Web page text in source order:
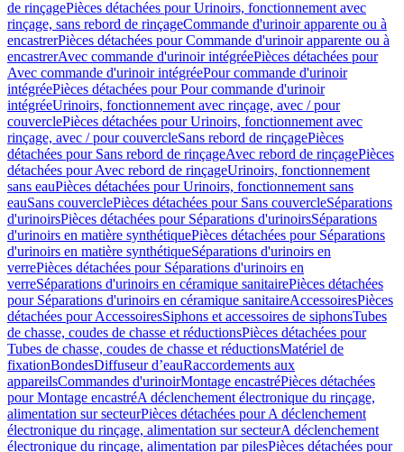
de rinçagePièces détachées pour Urinoirs, fonctionnement avec
rinçage, sans rebord de rinçageCommande d'urinoir apparente ou à
encastrerPièces détachées pour Commande d'urinoir apparente ou à
encastrerAvec commande d'urinoir intégréePièces détachées pour
Avec commande d'urinoir intégréePour commande d'urinoir
intégréePièces détachées pour Pour commande d'urinoir
intégréeUrinoirs, fonctionnement avec rinçage, avec / pour
couverclePièces détachées pour Urinoirs, fonctionnement avec
rinçage, avec / pour couvercleSans rebord de rinçagePièces
détachées pour Sans rebord de rinçageAvec rebord de rinçagePièces
détachées pour Avec rebord de rinçageUrinoirs, fonctionnement
sans eauPièces détachées pour Urinoirs, fonctionnement sans
eauSans couverclePièces détachées pour Sans couvercleSéparations
d'urinoirsPièces détachées pour Séparations d'urinoirsSéparations
d'urinoirs en matière synthétiquePièces détachées pour Séparations
d'urinoirs en matière synthétiqueSéparations d'urinoirs en
verrePièces détachées pour Séparations d'urinoirs en
verreSéparations d'urinoirs en céramique sanitairePièces détachées
pour Séparations d'urinoirs en céramique sanitaireAccessoiresPièces
détachées pour AccessoiresSiphons et accessoires de siphonsTubes
de chasse, coudes de chasse et réductionsPièces détachées pour
Tubes de chasse, coudes de chasse et réductionsMatériel de
fixationBondesDiffuseur d’eauRaccordements aux
appareilsCommandes d'urinoirMontage encastréPièces détachées
pour Montage encastréA déclenchement électronique du rinçage,
alimentation sur secteurPièces détachées pour A déclenchement
électronique du rinçage, alimentation sur secteurA déclenchement
électronique du rinçage, alimentation par pilesPièces détachées pour